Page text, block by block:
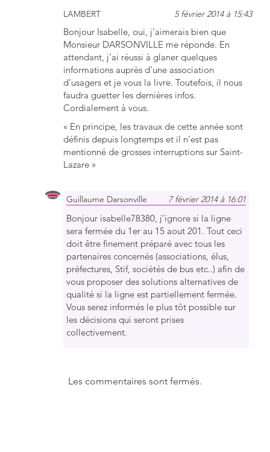
LAMBERT 5 février 2014 à 15:43
Bonjour Isabelle, oui, j’aimerais bien que
Monsieur DARSONVILLE me réponde. En
attendant, j’ai réussi à glaner quelques
informations auprès d’une association
d’usagers et je vous la livre. Toutefois, il nous
faudra guetter les dernières infos.
Cordialement à vous.
« En principe, les travaux de cette année sont
définis depuis longtemps et il n’est pas
mentionné de grosses interruptions sur Saint-
Lazare »
Guillaume Darsonville 7 février 2014 à 16:01
Bonjour isabelle78380, j’ignore si la ligne
sera fermée du 1er au 15 aout 201. Tout ceci
doit être finement préparé avec tous les
partenaires concernés (associations, élus,
préfectures, Stif, sociétés de bus etc..) afin de
vous proposer des solutions alternatives de
qualité si la ligne est partiellement fermée.
Vous serez informés le plus tôt possible sur
les décisions qui seront prises
collectivement.
Les commentaires sont fermés.